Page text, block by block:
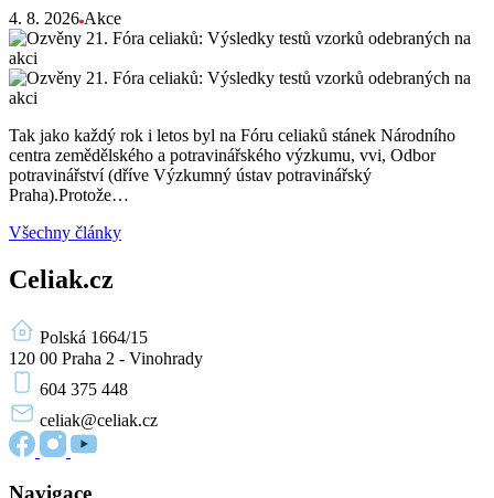
4. 8. 2026 Akce
Tak jako každý rok i letos byl na Fóru celiaků stánek Národního
centra zemědělského a potravinářského výzkumu, vvi, Odbor
potravinářství (dříve Výzkumný ústav potravinářský
Praha).Protože…
Všechny články
Celiak.cz
Polská 1664/15
120 00 Praha 2 - Vinohrady
604 375 448
celiak@celiak.cz